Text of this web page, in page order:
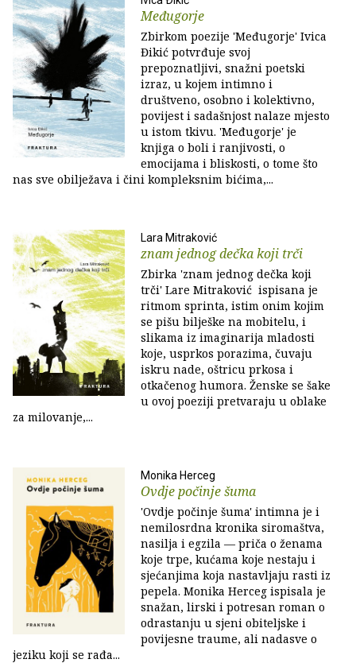
Međugorje
Zbirkom poezije 'Međugorje' Ivica
Đikić potvrđuje svoj
prepoznatljivi, snažni poetski
izraz, u kojem intimno i
društveno, osobno i kolektivno,
povijest i sadašnjost nalaze mjesto
u istom tkivu. 'Međugorje' je
knjiga o boli i ranjivosti, o
emocijama i bliskosti, o tome što
nas sve obilježava i čini kompleksnim bićima,...
Lara Mitraković
znam jednog dečka koji trči
Zbirka 'znam jednog dečka koji
trči' Lare Mitraković ispisana je
ritmom sprinta, istim onim kojim
se pišu bilješke na mobitelu, i
slikama iz imaginarija mladosti
koje, usprkos porazima, čuvaju
iskru nade, oštricu prkosa i
otkačenog humora. Ženske se šake
u ovoj poeziji pretvaraju u oblake
za milovanje,...
Monika Herceg
Ovdje počinje šuma
'Ovdje počinje šuma' intimna je i
nemilosrdna kronika siromaštva,
nasilja i egzila — priča o ženama
koje trpe, kućama koje nestaju i
sjećanjima koja nastavljaju rasti iz
pepela. Monika Herceg ispisala je
snažan, lirski i potresan roman o
odrastanju u sjeni obiteljske i
povijesne traume, ali nadasve o
jeziku koji se rađa...